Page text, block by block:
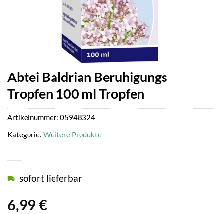
Abtei Baldrian Beruhigungs
Tropfen 100 ml Tropfen
6,99 €
sofort lieferbar
Artikelnummer: 05948324
Kategorie: Weitere Produkte